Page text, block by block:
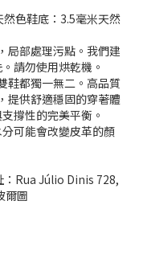
色鞋底：3.5毫米天然
局部處理污點。我們建
請勿使用烘乾機。
鞋都獨一無二。高品質
提供舒適穩固的穿著體
撐性的完美平衡。
可能會改變皮革的顏
Rua Júlio Dinis 728,
爾圖